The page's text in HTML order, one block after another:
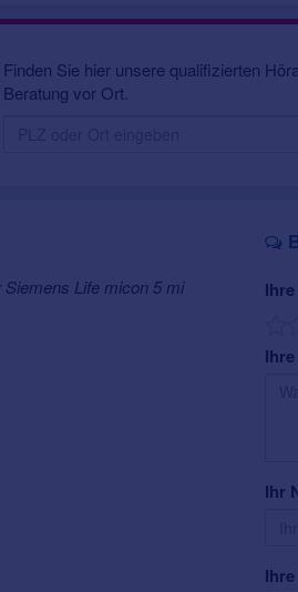
Finden Sie hier unsere qualifizierten
Beratung vor Ort.
Life micon 5 mi
Ihr